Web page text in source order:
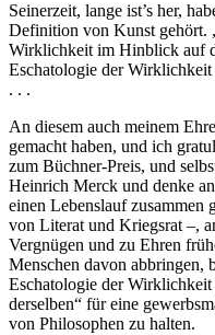
Seinerzeit, lange ist’s her,
Definition von Kunst gehört.
Wirklichkeit im Hinblick auf
Eschatologie der
. . .
An diesem auch meinem
gemacht haben, und ich
zum Büchner-Preis, und
Heinrich Merck und denke
einen Lebenslauf zusammen
von Literat und Kriegsrat –,
Vergnügen und zu Ehren
Menschen davon abbringen,
Eschatologie der
derselben“ für eine
von Philosophen zu halten.